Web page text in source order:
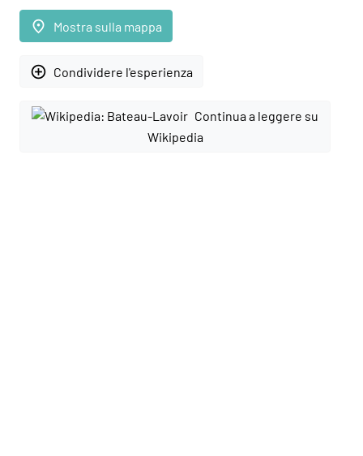
place Mostra sulla mappa
add_circle_outline Condividere l'esperienza
Continua a leggere su
Wikipedia